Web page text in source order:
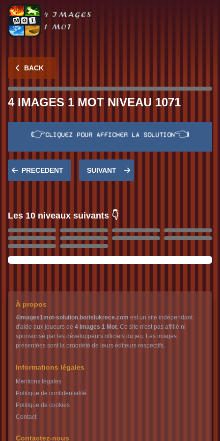
BACK
4 IMAGES 1 MOT NIVEAU 1071
Réponse:BACTERIE
👉CLIQUEZ POUR AFFICHER LA SOLUTION👈
PRECEDENT SUIVANT
Les 10 niveaux suivants 👇
1076
1077 1078
1079
1080
1081
À propos
4images1mot-solution.borislukrece.com est un site indépendant
d'aide aux joueurs de 4 Images 1 Mot. Ce site n'est pas affilié ni
sponsorisé par les développeurs officiels du jeu. Les images
présentées sont la propriété de leurs éditeurs respectifs.
Informations légales
Mentions légales
Politique de confidentialité
Politique de cookies
Contact
Contactez-nous